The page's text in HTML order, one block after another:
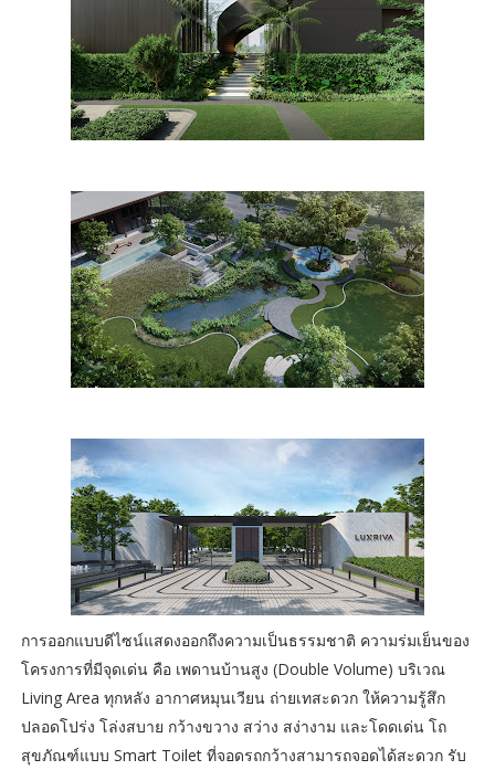
การออกแบบดีไซน์แสดงออกถึงความเป็นธรรมชาติ ความร่มเย็นของ
โครงการที่มีจุดเด่น คือ เพดานบ้านสูง (Double Volume) บริเวณ
Living Area ทุกหลัง อากาศหมุนเวียน ถ่ายเทสะดวก ให้ความรู้สึก
ปลอดโปร่ง โล่งสบาย กว้างขวาง สว่าง สง่างาม และโดดเด่น โถ
สุขภัณฑ์แบบ Smart Toilet ที่จอดรถกว้างสามารถจอดได้สะดวก รับ